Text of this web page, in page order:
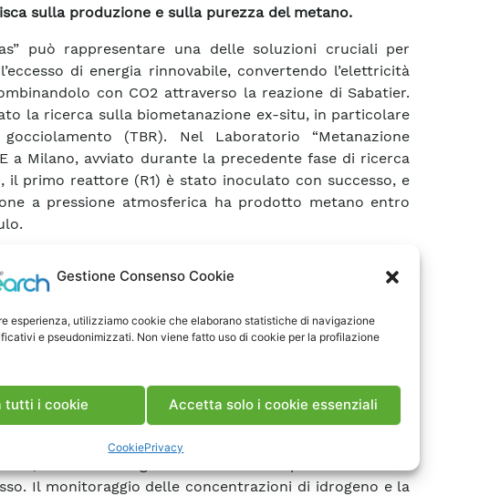
Gestione Consenso Cookie
esperienza, utilizziamo cookie che elaborano statistiche di navigazione
e pseudonimizzati. Non viene fatto uso di cookie per la profilazione
tutti i cookie Accetta solo i cookie essenziali
CookiePrivacy
sulla produzione e sulla purezza del metano.
può rappresentare una delle soluzioni cruciali per
di energia rinnovabile, convertendo l’elettricità
con CO2 attraverso la reazione di Sabatier.
la ricerca sulla biometanazione ex-situ, in particolare
(TBR). Nel Laboratorio “Metanazione
a Milano, avviato durante la precedente fase di ricerca
il primo reattore (R1) è stato inoculato con successo, e
a pressione atmosferica ha prodotto metano entro
di ricerca (PTR 22-24) RSE ha avviato la
sul secondo reattore (R2), concentrandosi invece
A pressioni più elevate, la maggiore solubilità
di questi gas, accelerando le reazioni di
ad alta pressione, la strategia utilizzata ha
di adattarsi gradualmente alle nuove
Il monitoraggio delle concentrazioni di idrogeno e la